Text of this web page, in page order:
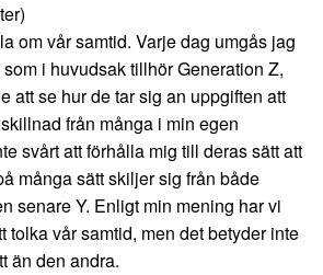
om vår samtid. Varje dag umgås jag
i huvudsak tillhör Generation Z,
att se hur de tar sig an uppgiften att
från många i min egen
svårt att förhålla mig till deras sätt att
många sätt skiljer sig från både
senare Y. Enligt min mening har vi
tolka vår samtid, men det betyder inte
än den andra.